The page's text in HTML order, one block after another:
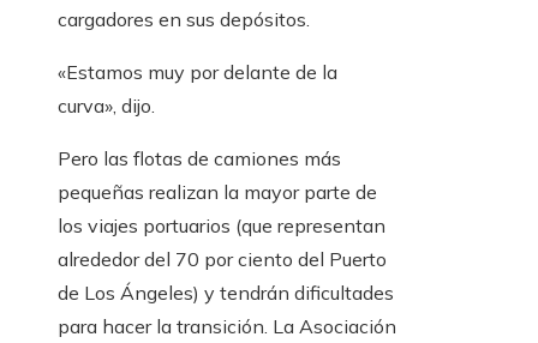
cargadores en sus depósitos.
«Estamos muy por delante de la
curva», dijo.
Pero las flotas de camiones más
pequeñas realizan la mayor parte de
los viajes portuarios (que representan
alrededor del 70 por ciento del Puerto
de Los Ángeles) y tendrán dificultades
para hacer la transición. La Asociación